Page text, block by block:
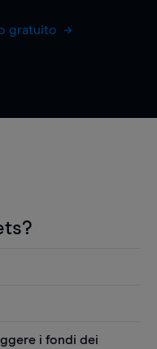
gratuito
i prezzi e
notizie Reuters
i fondi dei